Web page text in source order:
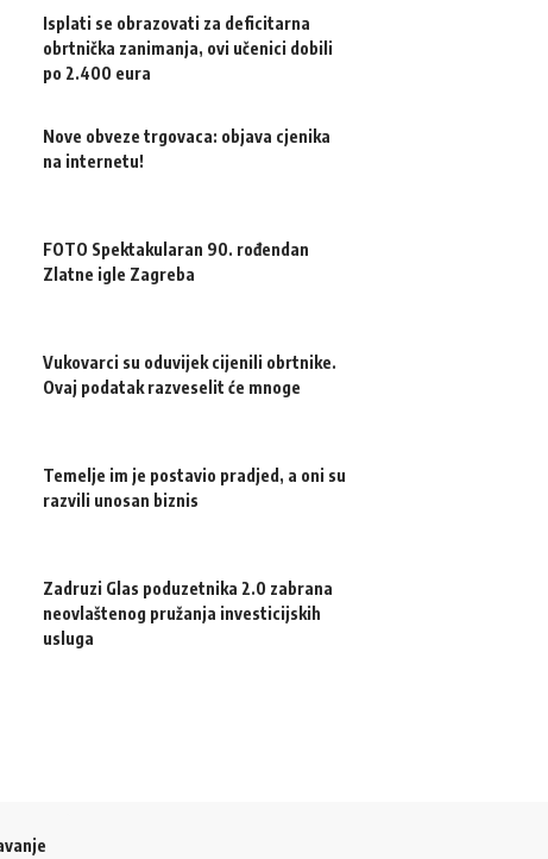
Isplati se obrazovati za deficitarna
obrtnička zanimanja, ovi učenici dobili
po 2.400 eura
Nove obveze trgovaca: objava cjenika
na internetu!
FOTO Spektakularan 90. rođendan
Zlatne igle Zagreba
Vukovarci su oduvijek cijenili obrtnike.
Ovaj podatak razveselit će mnoge
Temelje im je postavio pradjed, a oni su
razvili unosan biznis
Zadruzi Glas poduzetnika 2.0 zabrana
neovlaštenog pružanja investicijskih
usluga